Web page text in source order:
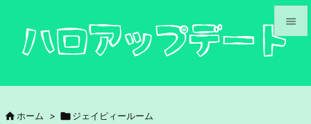



 ホーム > ジェイピィールーム